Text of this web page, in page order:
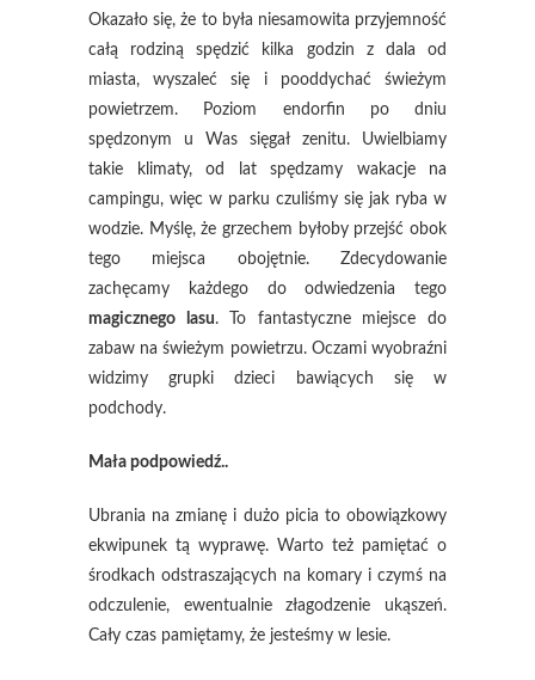
Okazało się, że to była niesamowita przyjemność
całą rodziną spędzić kilka godzin z dala od
miasta, wyszaleć się i pooddychać świeżym
powietrzem. Poziom endorfin po dniu
spędzonym u Was sięgał zenitu. Uwielbiamy
takie klimaty, od lat spędzamy wakacje na
campingu, więc w parku czuliśmy się jak ryba w
wodzie. Myślę, że grzechem byłoby przejść obok
tego miejsca obojętnie. Zdecydowanie
zachęcamy każdego do odwiedzenia tego
magicznego lasu. To fantastyczne miejsce do
zabaw na świeżym powietrzu. Oczami wyobraźni
widzimy grupki dzieci bawiących się w
podchody.
Mała podpowiedź..
Ubrania na zmianę i dużo picia to obowiązkowy
ekwipunek tą wyprawę. Warto też pamiętać o
środkach odstraszających na komary i czymś na
odczulenie, ewentualnie złagodzenie ukąszeń.
Cały czas pamiętamy, że jesteśmy w lesie.